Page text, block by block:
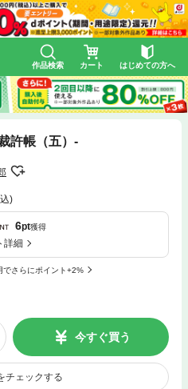
作品検索 カート はじめての方へ
許帳（五）‐
)
6pt獲得
詳細
でさらにポイント+2%
今すぐ買う
チェックする